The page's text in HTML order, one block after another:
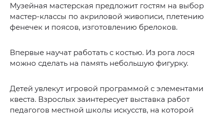
Музейная мастерская предложит гостям на выбор
мастер-классы по акриловой живописи, плетению
фенечек и поясов, изготовлению брелоков.
Впервые научат работать с костью. Из рога лося
можно сделать на память небольшую фигурку.
Детей увлекут игровой программой с элементами
квеста. Взрослых заинтересует выставка работ
педагогов местной школы искусств, на которой